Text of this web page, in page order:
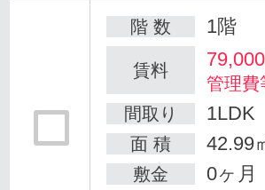
階 数 1階
賃料 79,000
管理費
間取り
1LDK
面 積 42.99
敷金 0ヶ月